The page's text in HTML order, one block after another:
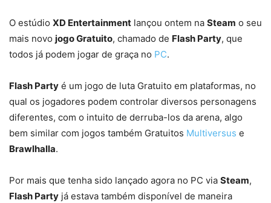
O estúdio XD Entertainment lançou ontem na Steam o seu
mais novo jogo Gratuito, chamado de Flash Party, que
todos já podem jogar de graça no PC.
Flash Party é um jogo de luta Gratuito em plataformas, no
qual os jogadores podem controlar diversos personagens
diferentes, com o intuito de derruba-los da arena, algo
bem similar com jogos também Gratuitos Multiversus e
Brawlhalla.
Por mais que tenha sido lançado agora no PC via Steam,
Flash Party já estava também disponível de maneira